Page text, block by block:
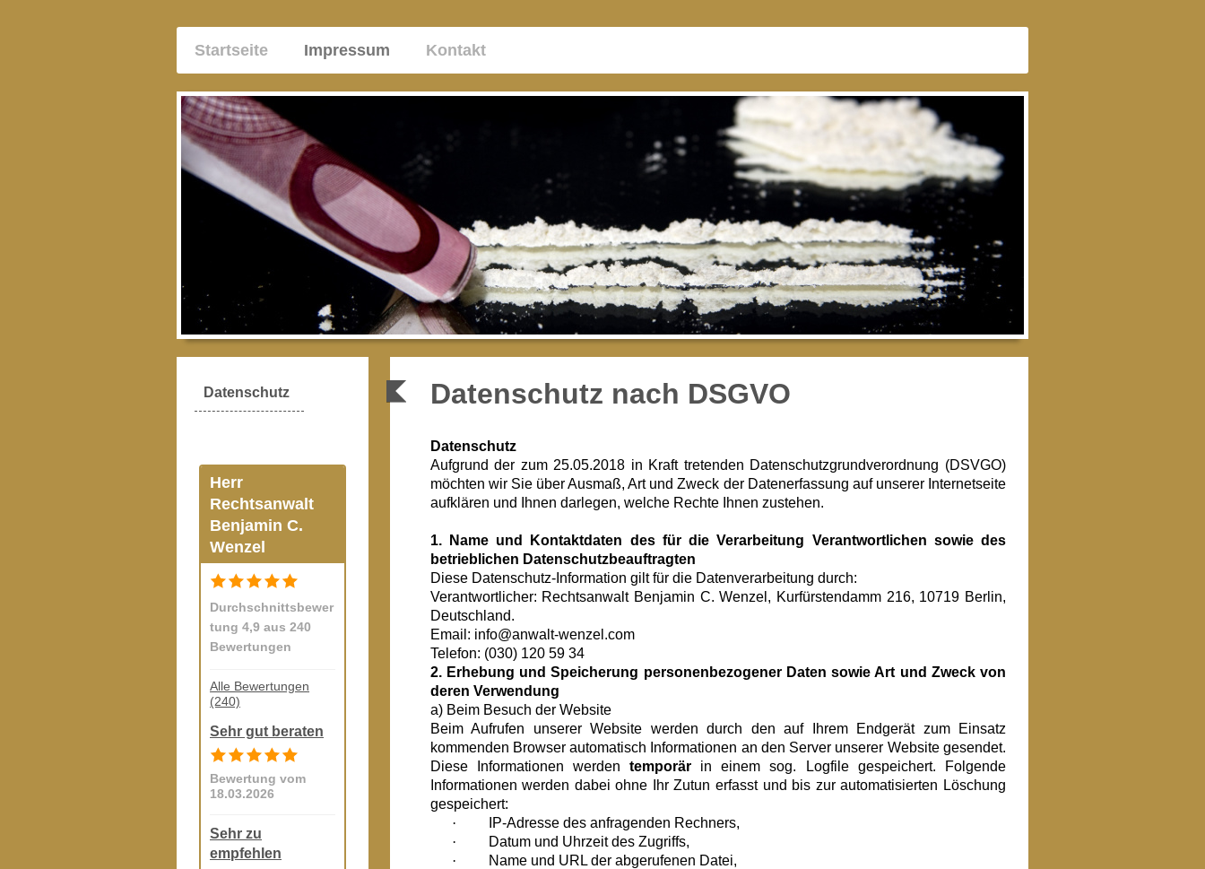
Startseite Impressum Kontakt
Datenschutz nach DSGVO
Datenschutz
Aufgrund der zum 25.05.2018 in Kraft tretenden Datenschutzgrundverordnung (DSVGO)
möchten wir Sie über Ausmaß, Art und Zweck der Datenerfassung auf unserer Internetseite
aufklären und Ihnen darlegen, welche Rechte Ihnen zustehen.
1. Name und Kontaktdaten des für die Verarbeitung Verantwortlichen sowie des
betrieblichen Datenschutzbeauftragten
Diese Datenschutz-Information gilt für die Datenverarbeitung durch:
Verantwortlicher: Rechtsanwalt Benjamin C. Wenzel, Kurfürstendamm 216, 10719 Berlin,
Deutschland.
Email: info@anwalt-wenzel.com
Telefon: (030) 120 59 34
2. Erhebung und Speicherung personenbezogener Daten sowie Art und Zweck von
deren Verwendung
a) Beim Besuch der Website
Beim Aufrufen unserer Website werden durch den auf Ihrem Endgerät zum Einsatz
kommenden Browser automatisch Informationen an den Server unserer Website gesendet.
Diese Informationen werden temporär in einem sog. Logfile gespeichert. Folgende
Informationen werden dabei ohne Ihr Zutun erfasst und bis zur automatisierten Löschung
gespeichert:
·
IP-Adresse des anfragenden Rechners,
·
Datum und Uhrzeit des Zugriffs,
·
Name und URL der abgerufenen Datei,
Datenschutz
Herr
Rechtsanwalt
Benjamin C.
Wenzel
Durchschnittsbewer
tung 4,9 aus 240
Bewertungen
Alle Bewertungen
(240)
Sehr gut beraten
Bewertung vom
18.03.2026
Sehr zu
empfehlen